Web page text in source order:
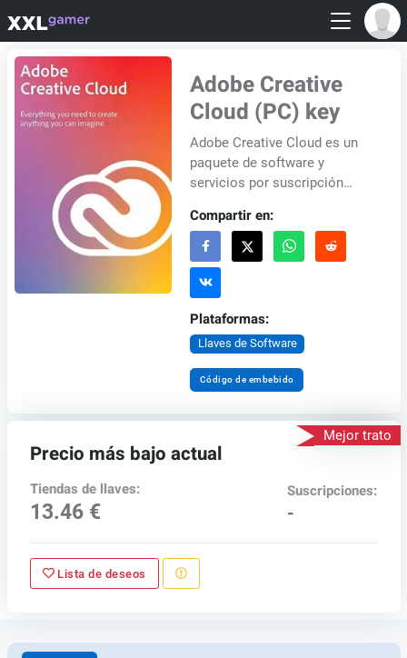
Adobe Creative
Cloud (PC) key
Adobe Creative Cloud es un
paquete de software y
servicios por suscripción
Systems. Ofrece una amplia
gama de aplicaciones para...
Compartir en:
Plataformas:
Llaves de Software
Código de embebido
Mejor trato
Precio más bajo actual
Tiendas de llaves:
13.46 €
Suscripciones:
-
Lista de deseos